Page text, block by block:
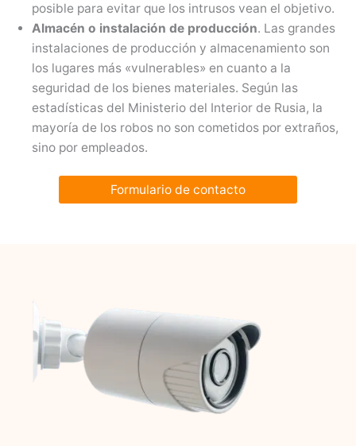
posible para evitar que los intrusos vean el objetivo.
Almacén o instalación de producción. Las grandes
instalaciones de producción y almacenamiento son
los lugares más «vulnerables» en cuanto a la
seguridad de los bienes materiales. Según las
estadísticas del Ministerio del Interior de Rusia, la
mayoría de los robos no son cometidos por extraños,
sino por empleados.
Formulario de contacto